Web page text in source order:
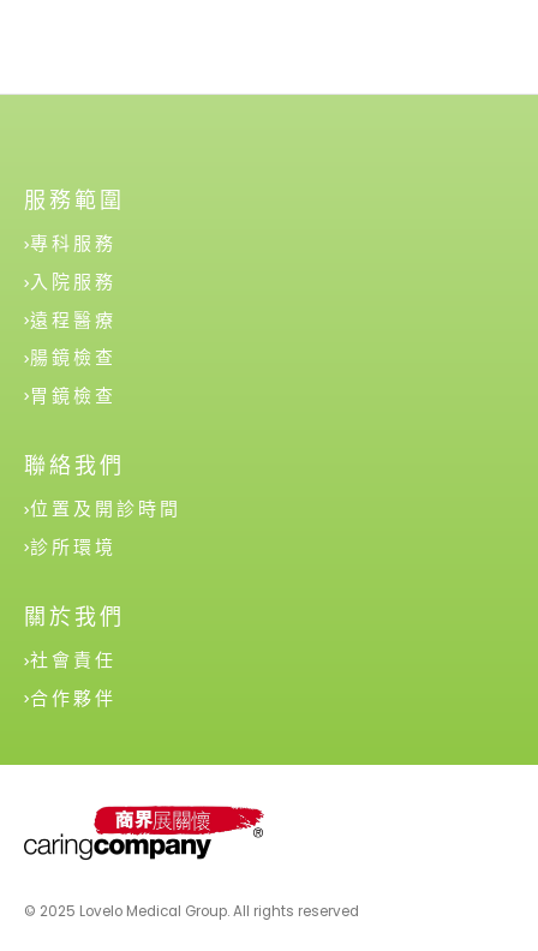
服務範圍
專科服務
入院服務
遠程醫療
腸鏡檢查
胃鏡檢查
聯絡我們
位置及開診時間
診所環境
關於我們
社會責任
合作夥伴
© 2025 Lovelo Medical Group. All rights reserved